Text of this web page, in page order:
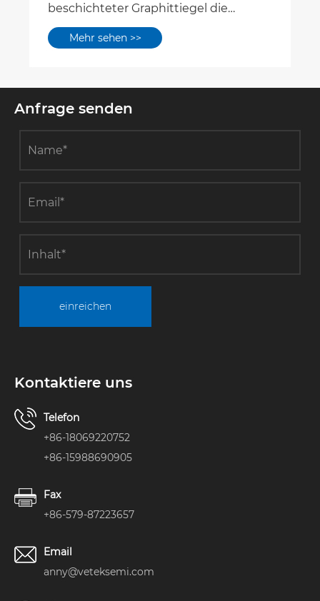
beschichteter Graphittiegel die
Halbleitermaterialverarbeitung
Mehr sehen >>
Anfrage senden
einreichen
Kontaktiere uns
Telefon
+86-18069220752
+86-15988690905
Fax
+86-579-87223657
Email
anny@veteksemi.com